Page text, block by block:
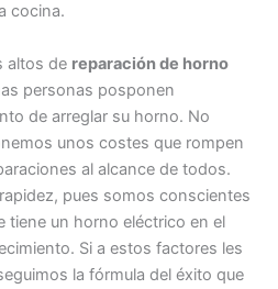
cocina.
altos de reparación de horno
personas posponen
de arreglar su horno. No
unos costes que rompen
al alcance de todos.
pues somos conscientes
tiene un horno eléctrico en el
Si a estos factores les
la fórmula del éxito que